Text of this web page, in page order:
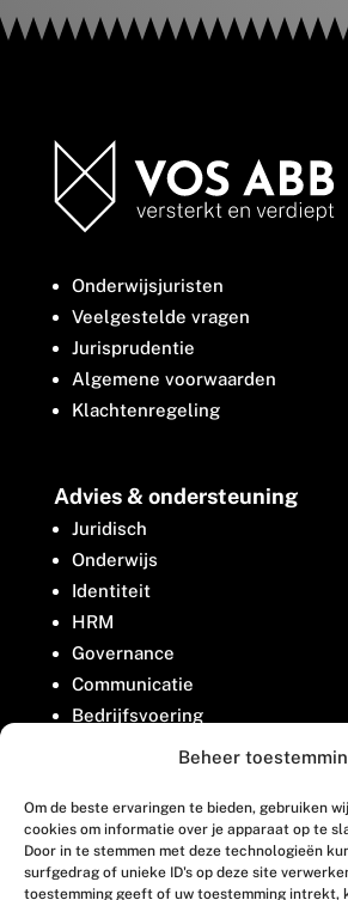
Beheer
Om de beste ervaringen te bieden, gebruiken
cookies om informatie over je apparaat op te
Door in te stemmen met deze technologieën
surfgedrag of unieke ID's op deze site
toestemming geeft of uw toestemming intrekt,
Onderwijsjuristen
Veelgestelde vragen
Jurisprudentie
Algemene voorwaarden
Klachtenregeling
Advies & ondersteuning
Juridisch
Onderwijs
Identiteit
HRM
Governance
Communicatie
Bedrijfsvoering
Belangenbehartiging
Contact
Houttuinlaan 8